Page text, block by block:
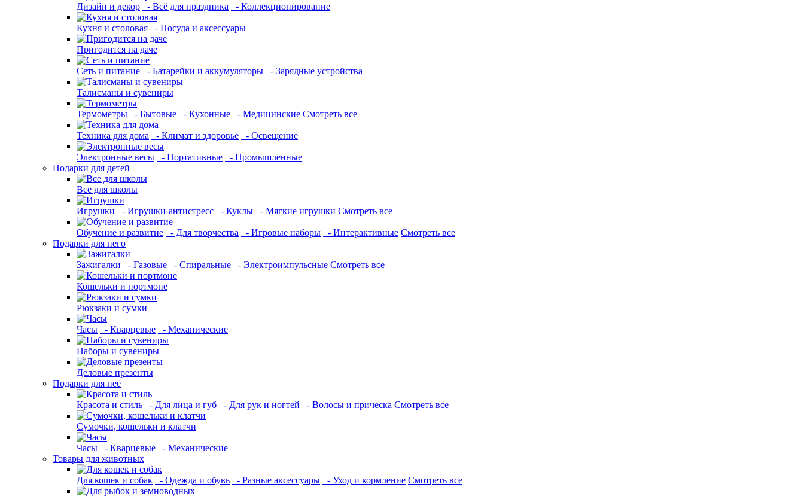
Дизайн и декор - Всё для праздника - Коллекционирование
Кухня и столовая - Посуда и аксессуары
Пригодится на даче
Сеть и питание - Батарейки и аккумуляторы - Зарядные устройства
Талисманы и сувениры
Термометры - Бытовые - Кухонные - Медицинские Смотреть все
Техника для дома - Климат и здоровье - Освещение
Электронные весы - Портативные
- Промышленные
Подарки для детей
Все для школы
Игрушки - Игрушки-антистресс - Куклы - Мягкие игрушки Смотреть все
Обучение и развитие - Для творчества - Игровые наборы - Интерактивные Смотреть все
Подарки для него
Зажигалки - Газовые - Спиральные - Электроимпульсные Смотреть все
Кошельки и портмоне
Рюкзаки и сумки
Часы - Кварцевые - Механические
Наборы и сувениры
Деловые презенты
Подарки для неё
Красота и стиль - Для лица и губ - Для рук и ногтей - Волосы и прическа Смотреть все
Сумочки, кошельки и клатчи
Часы - Кварцевые
- Механические
Товары для животных
Для кошек и собак - Одежда и обувь - Разные аксессуары - Уход и кормление Смотреть все